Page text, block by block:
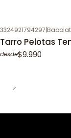
3324921794297|Babolat
Tarro Pelotas
desde$9.990